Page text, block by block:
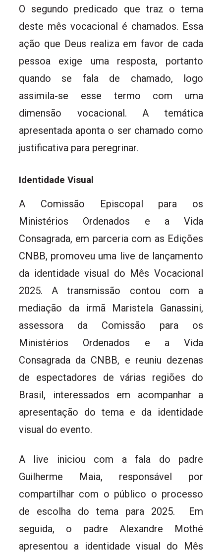
O segundo predicado que traz o tema
deste mês vocacional é chamados. Essa
ação que Deus realiza em favor de cada
pessoa exige uma resposta, portanto
quando se fala de chamado, logo
assimila-se esse termo com uma
dimensão vocacional. A temática
apresentada aponta o ser chamado como
justificativa para peregrinar.
Identidade Visual
A Comissão Episcopal para os
Ministérios Ordenados e a Vida
Consagrada, em parceria com as Edições
CNBB, promoveu uma live de lançamento
da identidade visual do Mês Vocacional
2025. A transmissão contou com a
mediação da irmã Maristela Ganassini,
assessora da Comissão para os
Ministérios Ordenados e a Vida
Consagrada da CNBB, e reuniu dezenas
de espectadores de várias regiões do
Brasil, interessados em acompanhar a
apresentação do tema e da identidade
visual do evento.
A live iniciou com a fala do padre
Guilherme Maia, responsável por
compartilhar com o público o processo
de escolha do tema para 2025. Em
seguida, o padre Alexandre Mothé
apresentou a identidade visual do Mês